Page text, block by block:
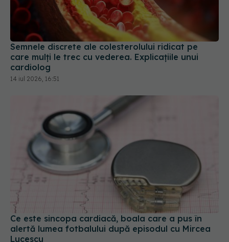
Semnele discrete ale colesterolului ridicat pe
care mulți le trec cu vederea. Explicațiile unui
cardiolog
14 iul 2026, 16:51
Ce este sincopa cardiacă, boala care a pus în
alertă lumea fotbalului după episodul cu Mircea
Lucescu